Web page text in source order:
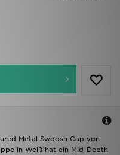
Metal Swoosh Cap von
in Weiß hat ein Mid-Depth-